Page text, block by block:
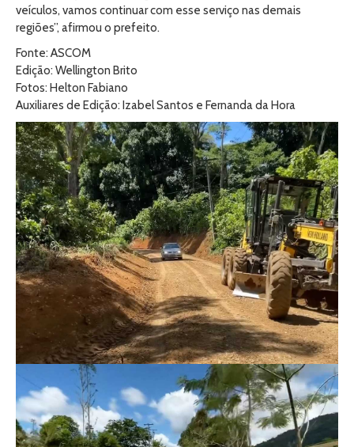
veículos, vamos continuar com esse serviço nas demais
regiões”, afirmou o prefeito.
Fonte: ASCOM
Edição: Wellington Brito
Fotos: Helton Fabiano
Auxiliares de Edição: Izabel Santos e Fernanda da Hora